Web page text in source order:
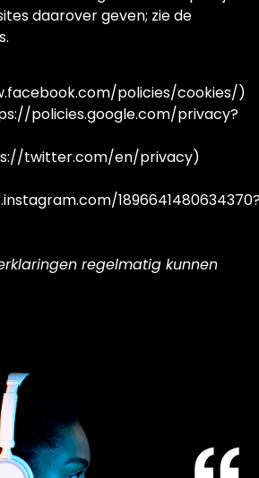
daarover geven; zie de
policies/cookies/)
policies.google.com/privacy?
twitter.com/en/privacy)
regelmatig kunnen